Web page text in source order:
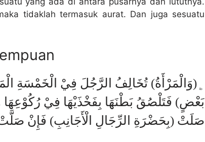
tidaklah termasuk aurat. Dan juga sesuatu
﯁(وَالْمَرْأَةُ) تُخَالِفُ الرَّجُلَ فِيْ الْخَمْسَةِ
بَعْضٍ) فَتَلْصُقُ بَطْنَهَا بِفَخْذَيْهَا فِيْ
صَلَتْ (بِحَضْرَةِ الرِّجَالِ الْأَجَانِبِ) فَإِنْ